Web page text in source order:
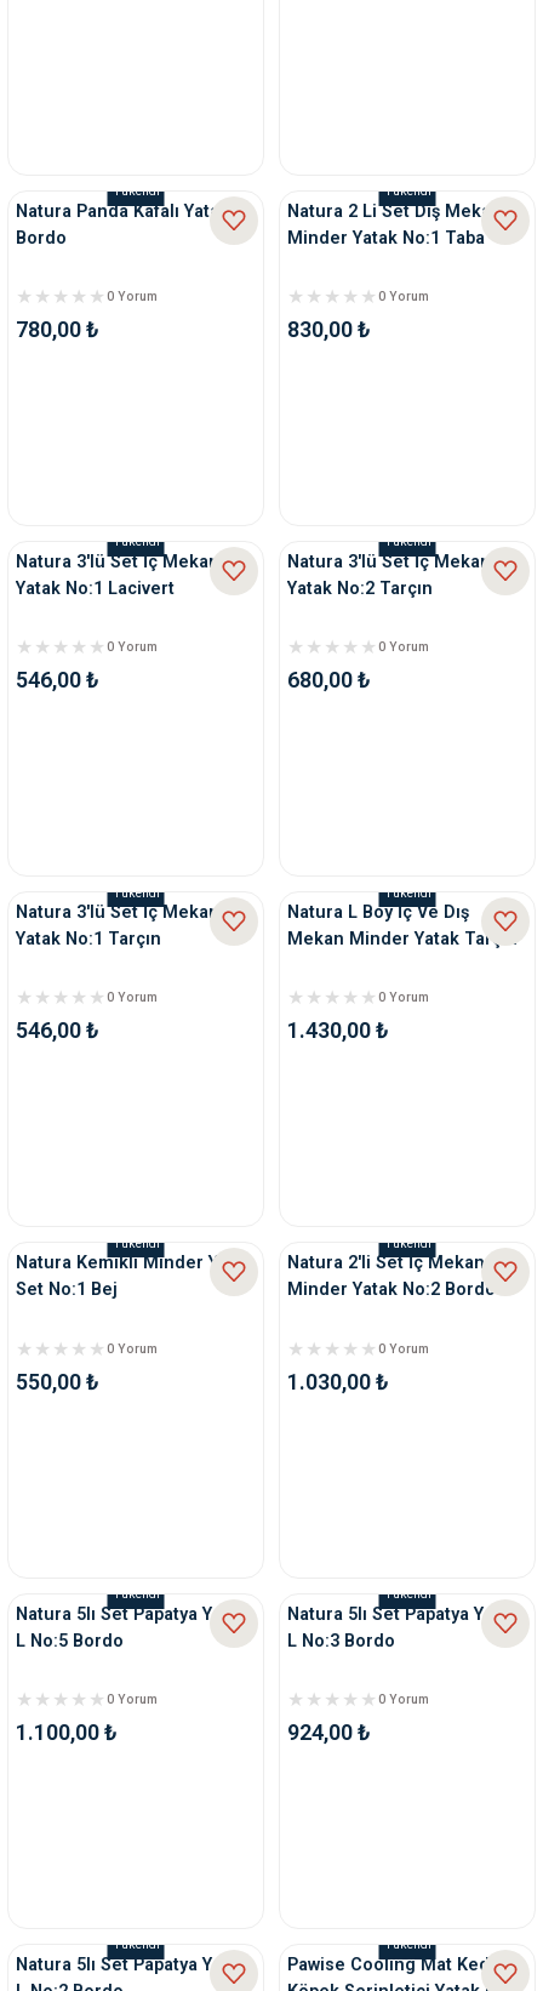
Tükendi
Natura Panda Kafalı Yatak
Bordo
0 Yorum
780,00 ₺
Tükendi
Natura 2 Li Set Dış Mekan
Minder Yatak No:1 Taba
0 Yorum
830,00 ₺
Tükendi
Natura 3'lü Set İç Mekan
Yatak No:1 Lacivert
0 Yorum
546,00 ₺
Tükendi
Natura 3'lü Set İç Mekan
Yatak No:2 Tarçın
0 Yorum
680,00 ₺
Tükendi
Natura 3'lü Set İç Mekan
Yatak No:1 Tarçın
0 Yorum
546,00 ₺
Tükendi
Natura L Boy İç Ve Dış
Mekan Minder Yatak Tarçın
0 Yorum
1.430,00 ₺
Tükendi
Natura Kemikli Minder Yatak
Set No:1 Bej
0 Yorum
550,00 ₺
Tükendi
Natura 2'li Set İç Mekan
Minder Yatak No:2 Bordo
0 Yorum
1.030,00 ₺
Tükendi
Natura 5lı Set Papatya Yatak
L No:5 Bordo
0 Yorum
1.100,00 ₺
Tükendi
Natura 5lı Set Papatya Yatak
L No:3 Bordo
0 Yorum
924,00 ₺
Tükendi
Natura 5lı Set Papatya Yatak
Tükendi
Pawise Cooling Mat Kedi